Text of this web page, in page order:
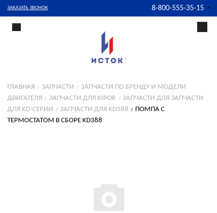
ЗАКАЗАТЬ ЗВОНОК 8-800-555-35-15
ГЛАВНАЯ ЗАПЧАСТИ
ЗАПЧАСТИ ПО БРЕНДУ И МОДЕЛИ
ДВИГАТЕЛЯ
ЗАПЧАСТИ ДЛЯ KIPOR
ЗАПЧАСТИ ДЛЯ ЗАПЧАСТИ
ДЛЯ KD-СЕРИИ
ЗАПЧАСТИ ДЛЯ KD388
ПОМПА С
ТЕРМОСТАТОМ В СБОРЕ KD388